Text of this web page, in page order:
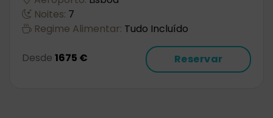
Noites: 7
Regime Alimentar: Tudo Incluído
Desde 1675 € Reservar